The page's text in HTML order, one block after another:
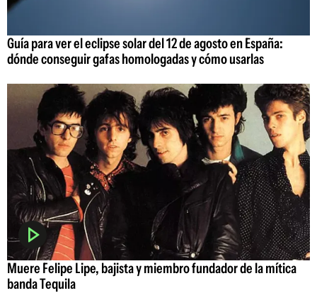
Guía para ver el eclipse solar del 12 de agosto en España:
dónde conseguir gafas homologadas y cómo usarlas
Muere Felipe Lipe, bajista y miembro fundador de la mítica
banda Tequila